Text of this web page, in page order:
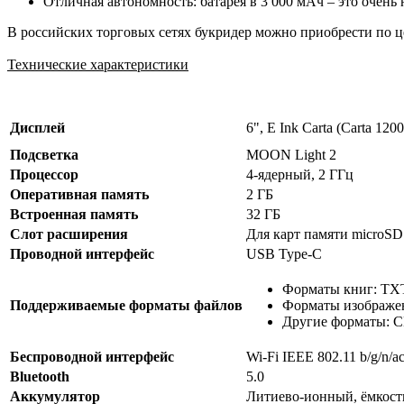
В российских торговых сетях букридер можно приобрести по
Технические характеристики
Дисплей
6", E Ink Carta (Carta
Подсветка
MOON Light 2
Процессор
4-ядерный, 2 ГГц
Оперативная память
2 ГБ
Встроенная память
32 ГБ
Cлот расширения
Для карт памяти
Проводной интерфейс
USB Type-C
Поддерживаемые форматы файлов
Форматы книг:
Форматы
Другие форматы:
Беспроводной интерфейс
Wi-Fi IEEE 802.11 b/g/n/ac
Bluetooth
5.0
Аккумулятор
Литиево-ионный,